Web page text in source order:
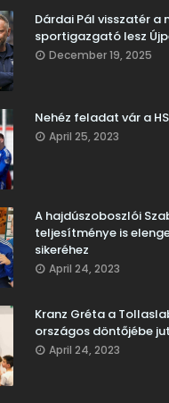
Dárdai Pál visszatér
sportigazgató lesz
December 19, 2025
Nehéz feladat vár a
April 25, 2023
A hajdúszoboszlói
teljesítménye is
sikeréhez
April 24, 2023
Kranz Gréta a
országos döntőjébe
April 24, 2023